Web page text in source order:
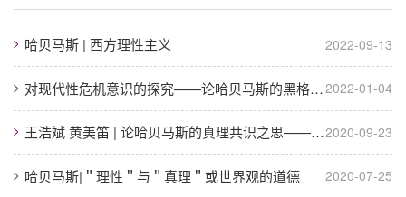
哈贝马斯 | 西方理性主义 2022-09-13
对现代性危机意识的探究——论哈贝马斯的黑格尔研究2022-01-04
王浩斌 黄美笛 | 论哈贝马斯的真理共识之思——基于情感视角的分析2020-09-23
哈贝马斯|＂理性＂与＂真理＂或世界观的道德 2020-07-25